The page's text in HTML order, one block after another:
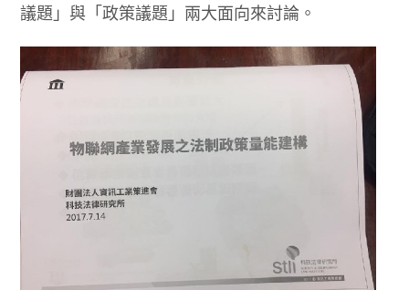
議題」與「政策議題」兩大面向來討論。